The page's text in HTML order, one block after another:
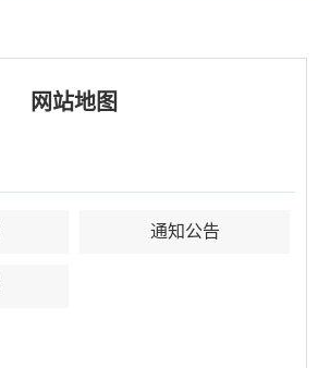
网站地图
通知公告